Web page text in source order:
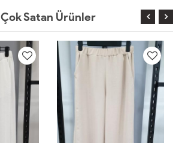
Çok Satan Ürünler